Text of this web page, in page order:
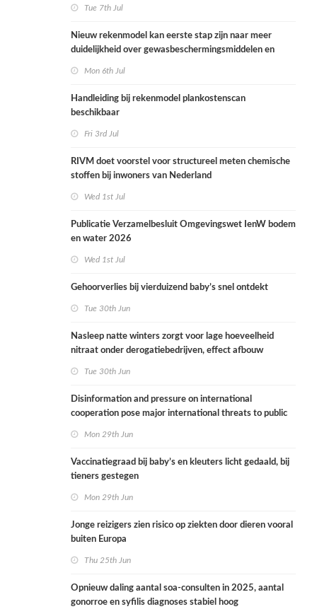
Tue 7th Jul
Nieuw rekenmodel kan eerste stap zijn naar meer
duidelijkheid over gewasbeschermingsmiddelen en
Mon 6th Jul
Handleiding bij rekenmodel plankostenscan
beschikbaar
Fri 3rd Jul
RIVM doet voorstel voor structureel meten chemische
stoffen bij inwoners van Nederland
Wed 1st Jul
Publicatie Verzamelbesluit Omgevingswet IenW bodem
en water 2026
Wed 1st Jul
Gehoorverlies bij vierduizend baby’s snel ontdekt
Tue 30th Jun
Nasleep natte winters zorgt voor lage hoeveelheid
nitraat onder derogatiebedrijven, effect afbouw
Tue 30th Jun
Disinformation and pressure on international
cooperation pose major international threats to public
Mon 29th Jun
Vaccinatiegraad bij baby’s en kleuters licht gedaald, bij
tieners gestegen
Mon 29th Jun
Jonge reizigers zien risico op ziekten door dieren vooral
buiten Europa
Thu 25th Jun
Opnieuw daling aantal soa-consulten in 2025, aantal
gonorroe en syfilis diagnoses stabiel hoog